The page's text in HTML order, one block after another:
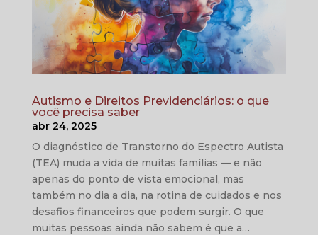
Autismo e Direitos Previdenciários: o que
você precisa saber
abr 24, 2025
O diagnóstico de Transtorno do Espectro Autista
(TEA) muda a vida de muitas famílias — e não
apenas do ponto de vista emocional, mas
também no dia a dia, na rotina de cuidados e nos
desafios financeiros que podem surgir. O que
muitas pessoas ainda não sabem é que a…